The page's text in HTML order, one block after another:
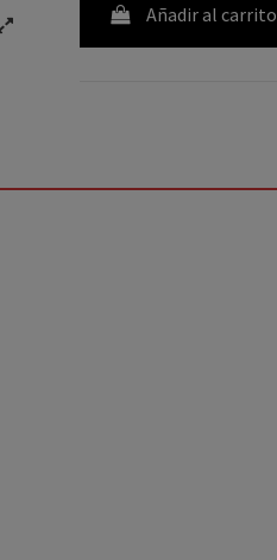
Añadir al carrito